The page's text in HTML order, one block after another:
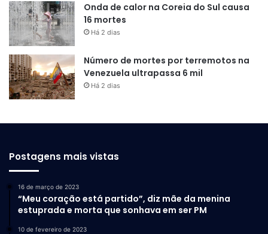
Onda de calor na Coreia do Sul causa
16 mortes
Há 2 dias
Número de mortes por terremotos na
Venezuela ultrapassa 6 mil
Há 2 dias
Postagens mais vistas
16 de março de 2023
“Meu coração está partido”, diz mãe da menina
estuprada e morta que sonhava em ser PM
10 de fevereiro de 2023